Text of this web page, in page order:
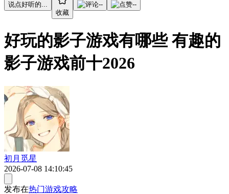
说点好听的...
收藏
-- --
好玩的影子游戏有哪些 有趣的
影子游戏前十2026
初月觅星
2026-07-08 14:10:45
发布在热门游戏攻略